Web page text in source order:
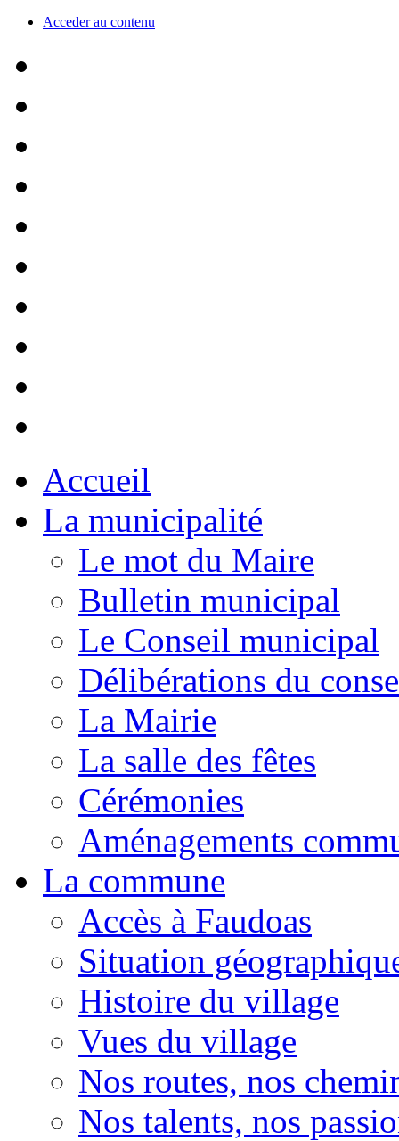
Acceder au contenu
Accueil
La municipalité
Le mot du Maire
Bulletin municipal
Le Conseil municipal
Délibérations du
La Mairie
La salle des fêtes
Cérémonies
Aménagements
La commune
Accès à Faudoas
Situation
Histoire du village
Vues du village
Nos routes, nos
Nos talents, nos